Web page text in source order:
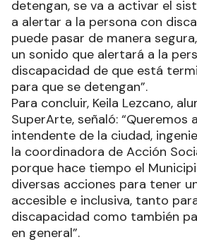
detengan, se va a activar el
a alertar a la persona con
puede pasar de manera
un sonido que alertará a la
discapacidad de que está
para que se detengan”.
Para concluir, Keila Lezcano,
SuperArte, señaló: “Queremos
intendente de la ciudad,
la coordinadora de Acción
porque hace tiempo el
diversas acciones para tener
accesible e inclusiva, tanto
discapacidad como también
en general”.